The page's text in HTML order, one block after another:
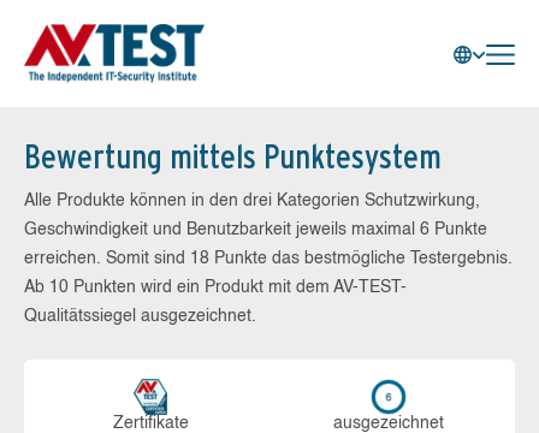
Bewertung mittels Punktesystem
Alle Produkte können in den drei Kategorien Schutzwirkung,
Geschwindigkeit und Benutzbarkeit jeweils maximal 6 Punkte
erreichen. Somit sind 18 Punkte das bestmögliche Testergebnis.
Ab 10 Punkten wird ein Produkt mit dem AV-TEST-
Qualitätssiegel ausgezeichnet.
Zerti­fikate aus­ge­zeich­net